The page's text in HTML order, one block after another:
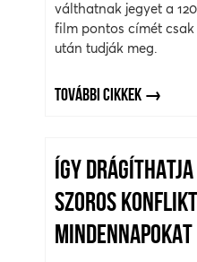
válthatnak jegyet a
film pontos címét csak
után tudják meg.
TOVÁBBI CIKKEK
ÍGY
SZOROS
MINDENNAPOKAT